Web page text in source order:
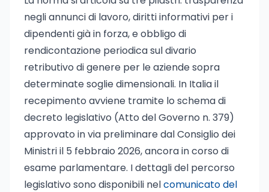
negli annunci di lavoro, diritti informativi per i
dipendenti già in forza, e obbligo di
rendicontazione periodica sul divario
retributivo di genere per le aziende sopra
determinate soglie dimensionali. In Italia il
recepimento avviene tramite lo schema di
decreto legislativo (Atto del Governo n. 379)
approvato in via preliminare dal Consiglio dei
Ministri il 5 febbraio 2026, ancora in corso di
esame parlamentare. I dettagli del percorso
legislativo sono disponibili nelcomunicato del